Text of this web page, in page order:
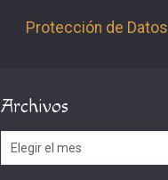
Protección de Datos
Archivos
Archivos